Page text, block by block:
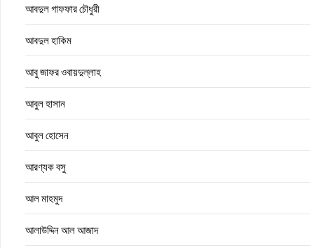
আবদুল গাফফার চৌধুরী
আবদুল হাকিম
আবু জাফর ওবায়দুল্লাহ
আবুল হাসান
আবুল হোসেন
আরণ্যক বসু
আল মাহমুদ
আলাউদ্দিন আল আজাদ